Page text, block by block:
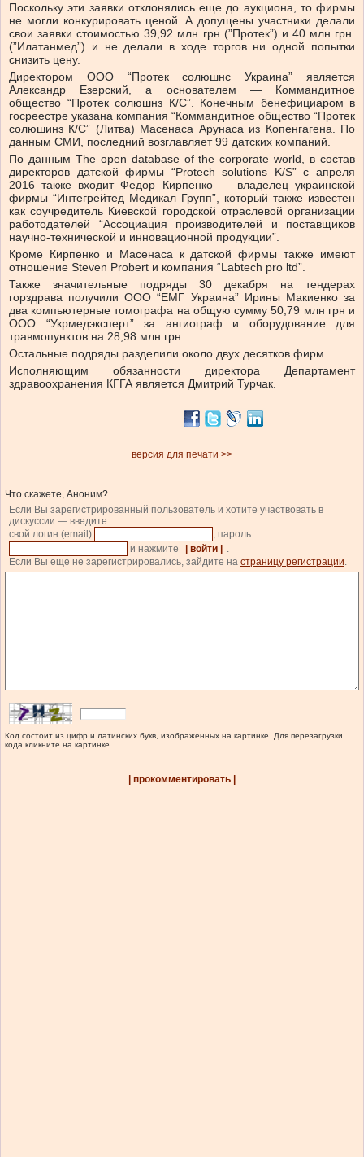
Поскольку эти заявки отклонялись еще до аукциона, то фирмы
не могли конкурировать ценой. А допущены участники делали
свои заявки стоимостью 39,92 млн грн (”Протек”) и 40 млн грн.
(”Илатанмед”) и не делали в ходе торгов ни одной попытки
снизить цену.
Директором ООО “Протек солюшнс Украина” является
Александр Езерский, а основателем — Коммандитное
общество “Протек солюшнз К/С”. Конечным бенефициаром в
госреестре указана компания “Коммандитное общество “Протек
солюшинз К/С” (Литва) Масенаса Арунаса из Копенгагена. По
данным СМИ, последний возглавляет 99 датских компаний.
По данным The open database of the corporate world, в состав
директоров датской фирмы “Protech solutions K/S” с апреля
2016 также входит Федор Кирпенко — владелец украинской
фирмы “Интегрейтед Медикал Групп”, который также известен
как соучредитель Киевской городской отраслевой организации
работодателей “Ассоциация производителей и поставщиков
научно-технической и инновационной продукции”.
Кроме Кирпенко и Масенаса к датской фирмы также имеют
отношение Steven Probert и компания “Labtech pro ltd”.
Также значительные подряды 30 декабря на тендерах
горздрава получили ООО “ЕМГ Украина” Ирины Макиенко за
два компьютерные томографа на общую сумму 50,79 млн грн и
ООО “Укрмедэксперт” за ангиограф и оборудование для
травмопунктов на 28,98 млн грн.
Остальные подряды разделили около двух десятков фирм.
Исполняющим обязанности директора Департамент
здравоохранения КГГА является Дмитрий Турчак.
версия для печати >>
Что скажете, Аноним?
Если Вы зарегистрированный пользователь и хотите участвовать в
дискуссии — введите
свой логин (email)
, пароль
и нажмите
| войти |
.
Если Вы еще не зарегистрировались, зайдите на страницу регистрации.
Код состоит из цифр и латинских букв, изображенных на картинке. Для перезагрузки
кода кликните на картинке.
| прокомментировать |